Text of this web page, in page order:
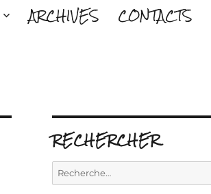
ARCHIVES CONTACTS
RECHERCHER
Recherche